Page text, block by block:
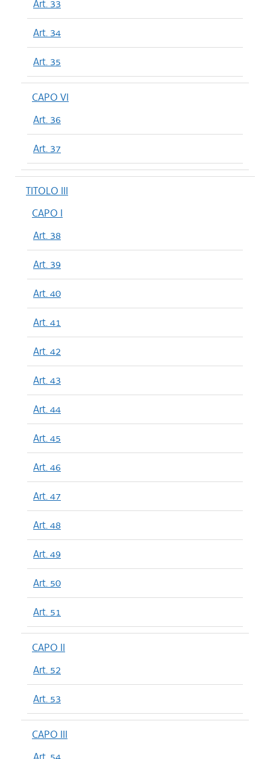
Art. 33
Art. 34
Art. 35
CAPO VI
Art. 36
Art. 37
TITOLO III
CAPO I
Art. 38
Art. 39
Art. 40
Art. 41
Art. 42
Art. 43
Art. 44
Art. 45
Art. 46
Art. 47
Art. 48
Art. 49
Art. 50
Art. 51
CAPO II
Art. 52
Art. 53
CAPO III